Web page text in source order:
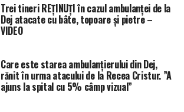
Trei tineri REȚINUȚI în cazul ambulanței de la
Dej atacate cu bâte, topoare și pietre –
VIDEO
Care este starea ambulanțierului din Dej,
rănit în urma atacului de la Recea Cristur. ”A
ajuns la spital cu 5% câmp vizual”